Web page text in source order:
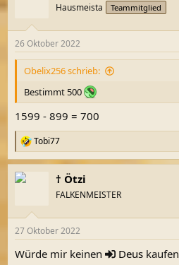
e
n
Hausmeista Teammitglied
26 Oktober 2022
Obelix256 schrieb:
Bestimmt 500
1599 - 899 = 700
R
e
a
k
e
:
Tobi77
† Ötzi
FALKENMEISTER
27 Oktober 2022
Würde mir keinen Deus